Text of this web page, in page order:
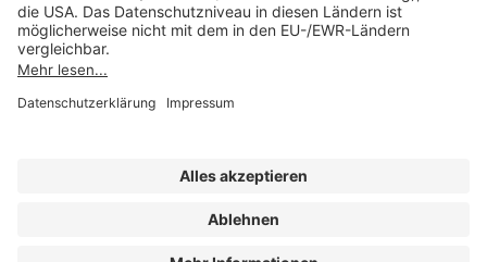
Impressum
Datenschutz